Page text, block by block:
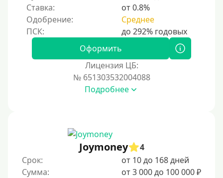
Процент
С пролонгацией (продлением)
Под высокий процент
С ежемесячным платежом
Под низкий процент
Без процентов
Ставка:
от 0.8%
Одобрение:
Среднее
Оформить
Лицензия ЦБ:
№ 651303532004088
Подробнее
Joymoney
4
Срок:
от 10 до 168 дней
Сумма:
от 3 000 до 100 000 ₽